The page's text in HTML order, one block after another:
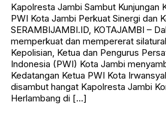
Kapolresta Jambi Sambut Kunjungan
PWI Kota Jambi Perkuat Sinergi dan
SERAMBIJAMBI.ID, KOTAJAMBI –
memperkuat dan mempererat
Kepolisian, Ketua dan Pengurus
Indonesia (PWI) Kota Jambi
Kedatangan Ketua PWI Kota
disambut hangat Kapolresta Jambi
Herlambang di […]